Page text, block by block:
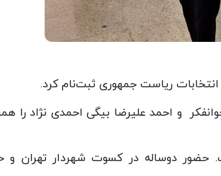
ریاست جمهوری ثبت‌نام کرد.
و احمد علیرضا بیگی احمدی نژاد را
دوساله در کسوت شهردار تهران و